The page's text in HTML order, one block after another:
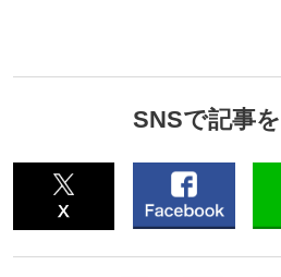
SNSで記事